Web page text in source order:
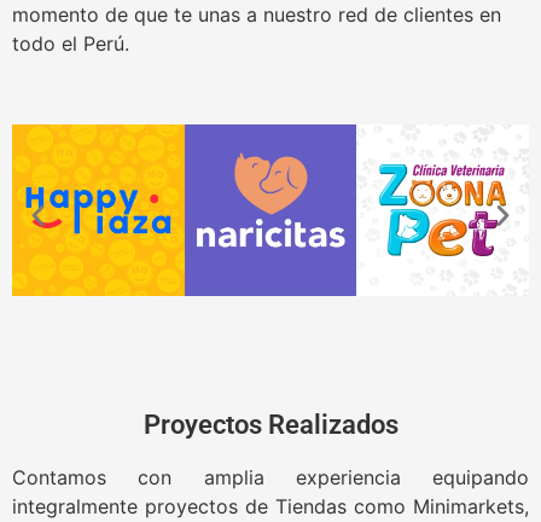
momento de que te unas a nuestro red de clientes en
todo el Perú.
Proyectos Realizados
Contamos con amplia experiencia equipando
integralmente proyectos de Tiendas como Minimarkets,